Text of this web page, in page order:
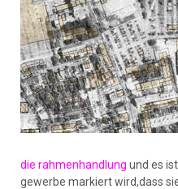
die rahmenhandlung und es
gewerbe markiert wird,dass